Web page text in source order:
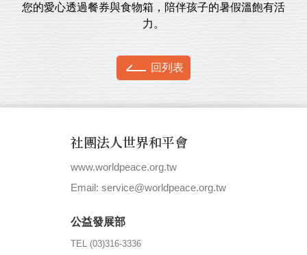
回列表
您的愛心透過餐券與食物箱，陪伴孩子的暑假溫飽有活
力。
社團法人世界和平會
www.worldpeace.org.tw
Email: service@worldpeace.org.tw
公益發展部
TEL (03)316-3336